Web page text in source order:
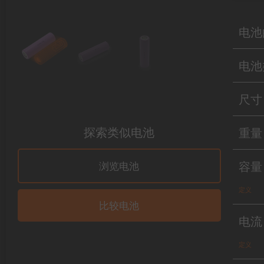
探索类似电池
浏览电池
比较电池
电
电
尺寸
重量
容量
定义
电流
定义